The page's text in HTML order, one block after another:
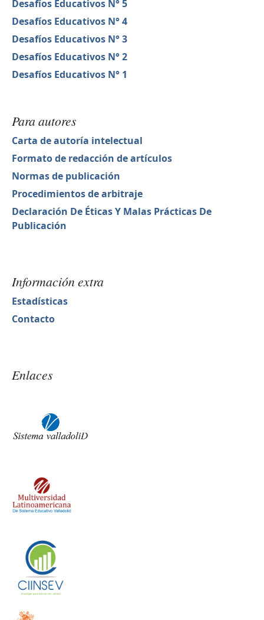
Desafíos Educativos N° 5
Desafíos Educativos N° 4
Desafíos Educativos N° 3
Desafíos Educativos N° 2
Desafíos Educativos N° 1
Para autores
Carta de autoría intelectual
Formato de redacción de artículos
Normas de publicación
Procedimientos de arbitraje
Declaración De Éticas Y Malas Prácticas De
Publicación
Información extra
Estadísticas
Contacto
Enlaces